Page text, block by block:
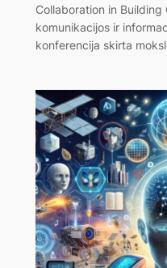
Collaboration in Building
komunikacijos ir
konferencija skirta